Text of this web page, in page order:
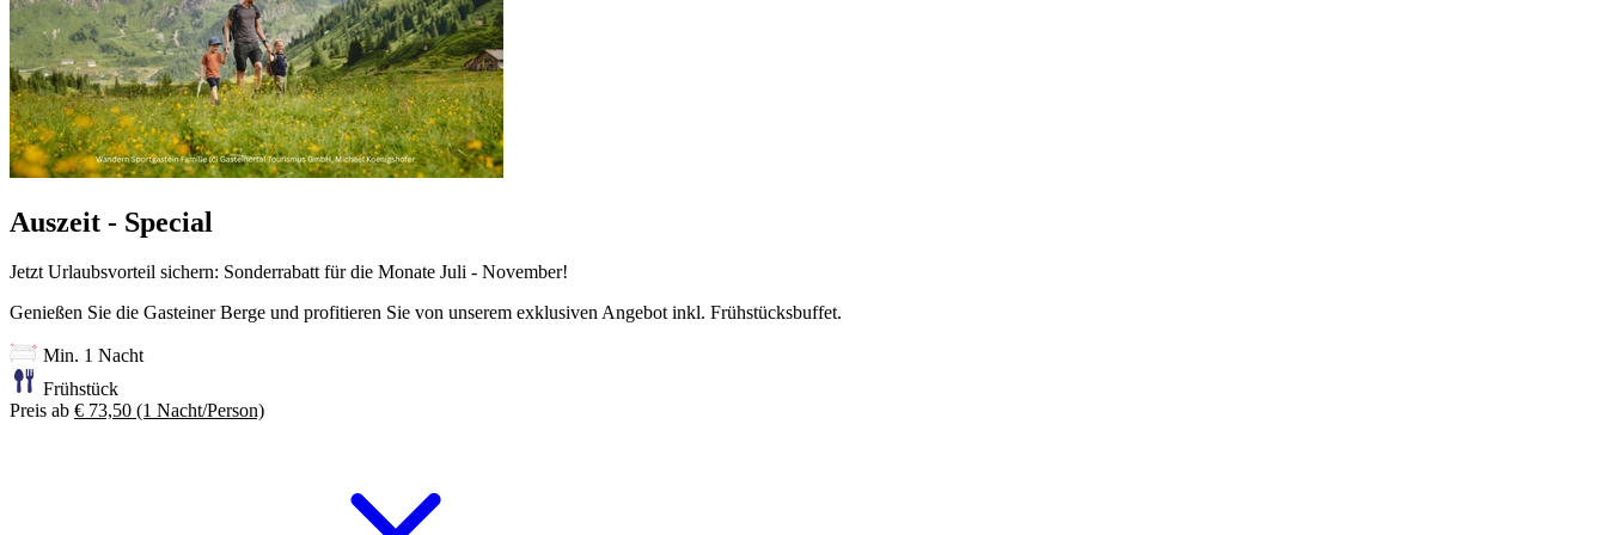
Auszeit - Special
Jetzt Urlaubsvorteil sichern: Sonderrabatt für die Monate Juli - November!
Genießen Sie die Gasteiner Berge und profitieren Sie von unserem exklusiven Angebot inkl. Frühstücksbuffet.
Min. 1 Nacht
Frühstück
Preis ab € 73,50 (1 Nacht/Person)